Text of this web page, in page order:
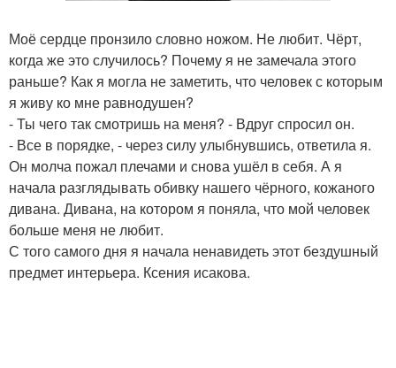
Моё сердце пронзило словно ножом. Не любит. Чёрт,
когда же это случилось? Почему я не замечала этого
раньше? Как я могла не заметить, что человек с которым
я живу ко мне равнодушен?
- Ты чего так смотришь на меня? - Вдруг спросил он.
- Все в порядке, - через силу улыбнувшись, ответила я.
Он молча пожал плечами и снова ушёл в себя. А я
начала разглядывать обивку нашего чёрного, кожаного
дивана. Дивана, на котором я поняла, что мой человек
больше меня не любит.
С того самого дня я начала ненавидеть этот бездушный
предмет интерьера. Ксения исакова.